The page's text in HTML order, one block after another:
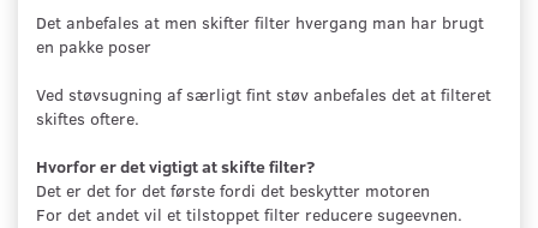
Det anbefales at men skifter filter hvergang man har brugt
en pakke poser
Ved støvsugning af særligt fint støv anbefales det at filteret
skiftes oftere.
Hvorfor er det vigtigt at skifte filter?
Det er det for det første fordi det beskytter motoren
For det andet vil et tilstoppet filter reducere sugeevnen.